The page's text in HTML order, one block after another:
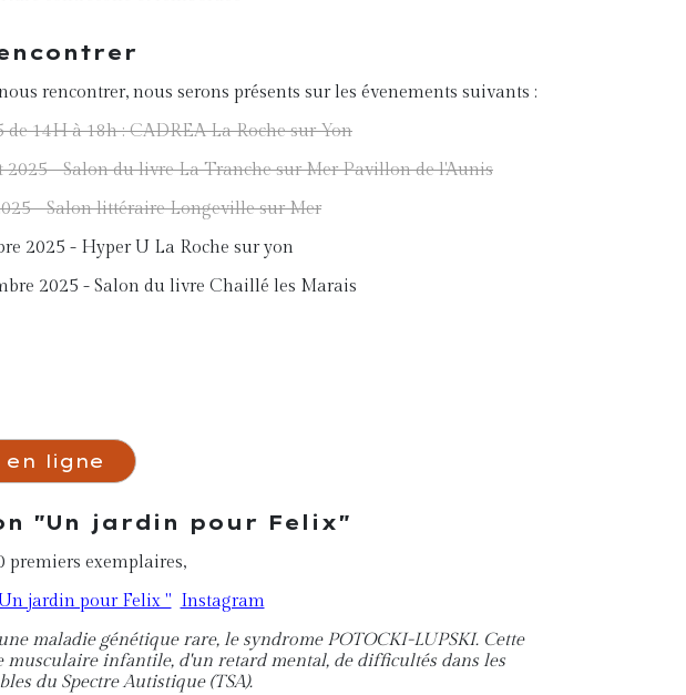
rencontrer, nous serons présents sur les évenements suivants :
14H à 18h : CADREA La Roche sur Yon
2025 - Salon du livre La Tranche sur Mer Pavillon de l'Aunis
- Salon littéraire Longeville sur Mer
2025 - Hyper U La Roche sur yon
2025 - Salon du livre Chaillé les Marais
en ligne
"Un jardin pour Felix"
premiers exemplaires,
jardin pour Felix " Instagram
maladie génétique rare, le syndrome POTOCKI-LUPSKI. Cette
infantile, d'un retard mental, de difficultés dans les
du Spectre Autistique (TSA).